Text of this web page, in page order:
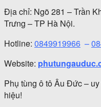
Địa chỉ: Ngõ 281 – Trần
Trưng – TP Hà Nội.
Hotline: 0849919966 –
Website:
Phụ tùng ô tô Âu Đức –
hiệu!